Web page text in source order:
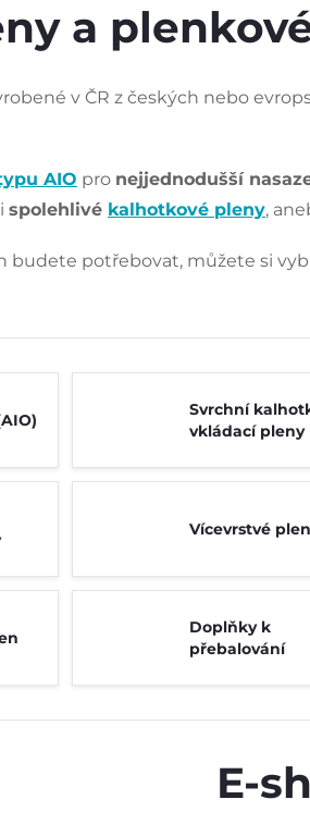
a
v ČR z českých nebo
AIO pro nejjednodušší
spolehlivé kalhotkové pleny,
budete potřebovat, můžete si
Svrchní
vkládací pleny
Vícevrstvé
Doplňky k
přebalování
E-